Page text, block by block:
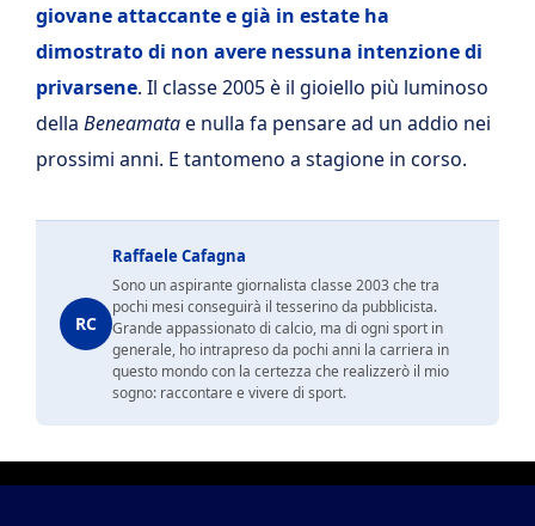
giovane attaccante e già in estate ha
dimostrato di non avere nessuna intenzione di
privarsene. Il classe 2005 è il gioiello più luminoso
della Beneamatae nulla fa pensare ad un addio nei
prossimi anni. E tantomeno a stagione in corso.
RC
Raffaele Cafagna
Sono un aspirante giornalista classe 2003 che tra
pochi mesi conseguirà il tesserino da pubblicista.
Grande appassionato di calcio, ma di ogni sport in
generale, ho intrapreso da pochi anni la carriera in
questo mondo con la certezza che realizzerò il mio
sogno: raccontare e vivere di sport.